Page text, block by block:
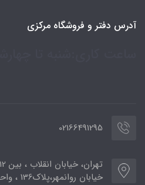
آدرس دفتر و فروشگاه مرکزی
02166491295
خیابان روانمهر،پلاک136 ، واحد1